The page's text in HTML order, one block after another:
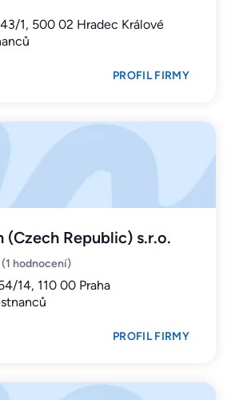
1, 500 02 Hradec Králové
PROFIL FIRMY
(Czech Republic) s.r.o.
(1 hodnocení)
14, 110 00 Praha
PROFIL FIRMY